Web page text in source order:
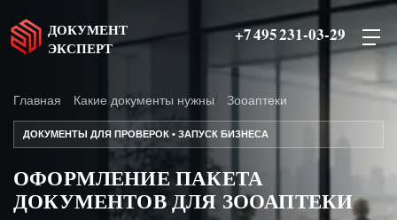
ДОКУМЕНТ
ЭКСПЕРТ
+7 495 231-03-29
Главная Какие документы нужны Зооаптеки
ДОКУМЕНТЫ ДЛЯ ПРОВЕРОК • ЗАПУСК БИЗНЕСА
ОФОРМЛЕНИЕ ПАКЕТА
ДОКУМЕНТОВ ДЛЯ ЗООАПТЕКИ